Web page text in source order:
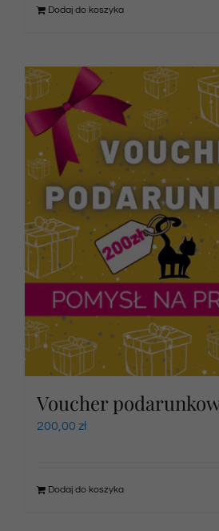
Dodaj do koszyka
Voucher
200,00 zł
Dodaj do koszyka